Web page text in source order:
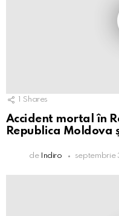
1 Shares
Accident mortal în
Republica Moldova
de Indiro septembrie